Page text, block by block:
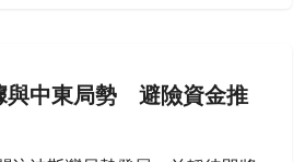
與中東局勢 避險資金推